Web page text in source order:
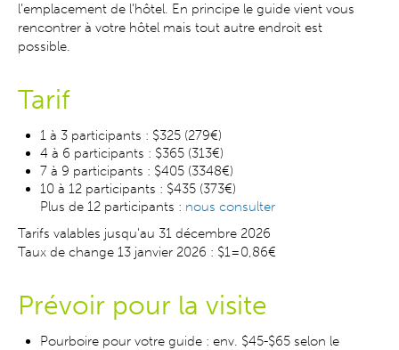
l’emplacement de l’hôtel. En principe le guide vient vous
rencontrer à votre hôtel mais tout autre endroit est
possible.
Tarif
1 à 3 participants : $325 (279€)
4 à 6 participants : $365 (313€)
7 à 9 participants : $405 (3348€)
10 à 12 participants : $435 (373€)
Plus de 12 participants : nous consulter
Tarifs valables jusqu'au 31 décembre 2026
Taux de change 13 janvier 2026 : $1=0,86€
Prévoir pour la visite
Pourboire pour votre guide : env. $45-$65 selon le